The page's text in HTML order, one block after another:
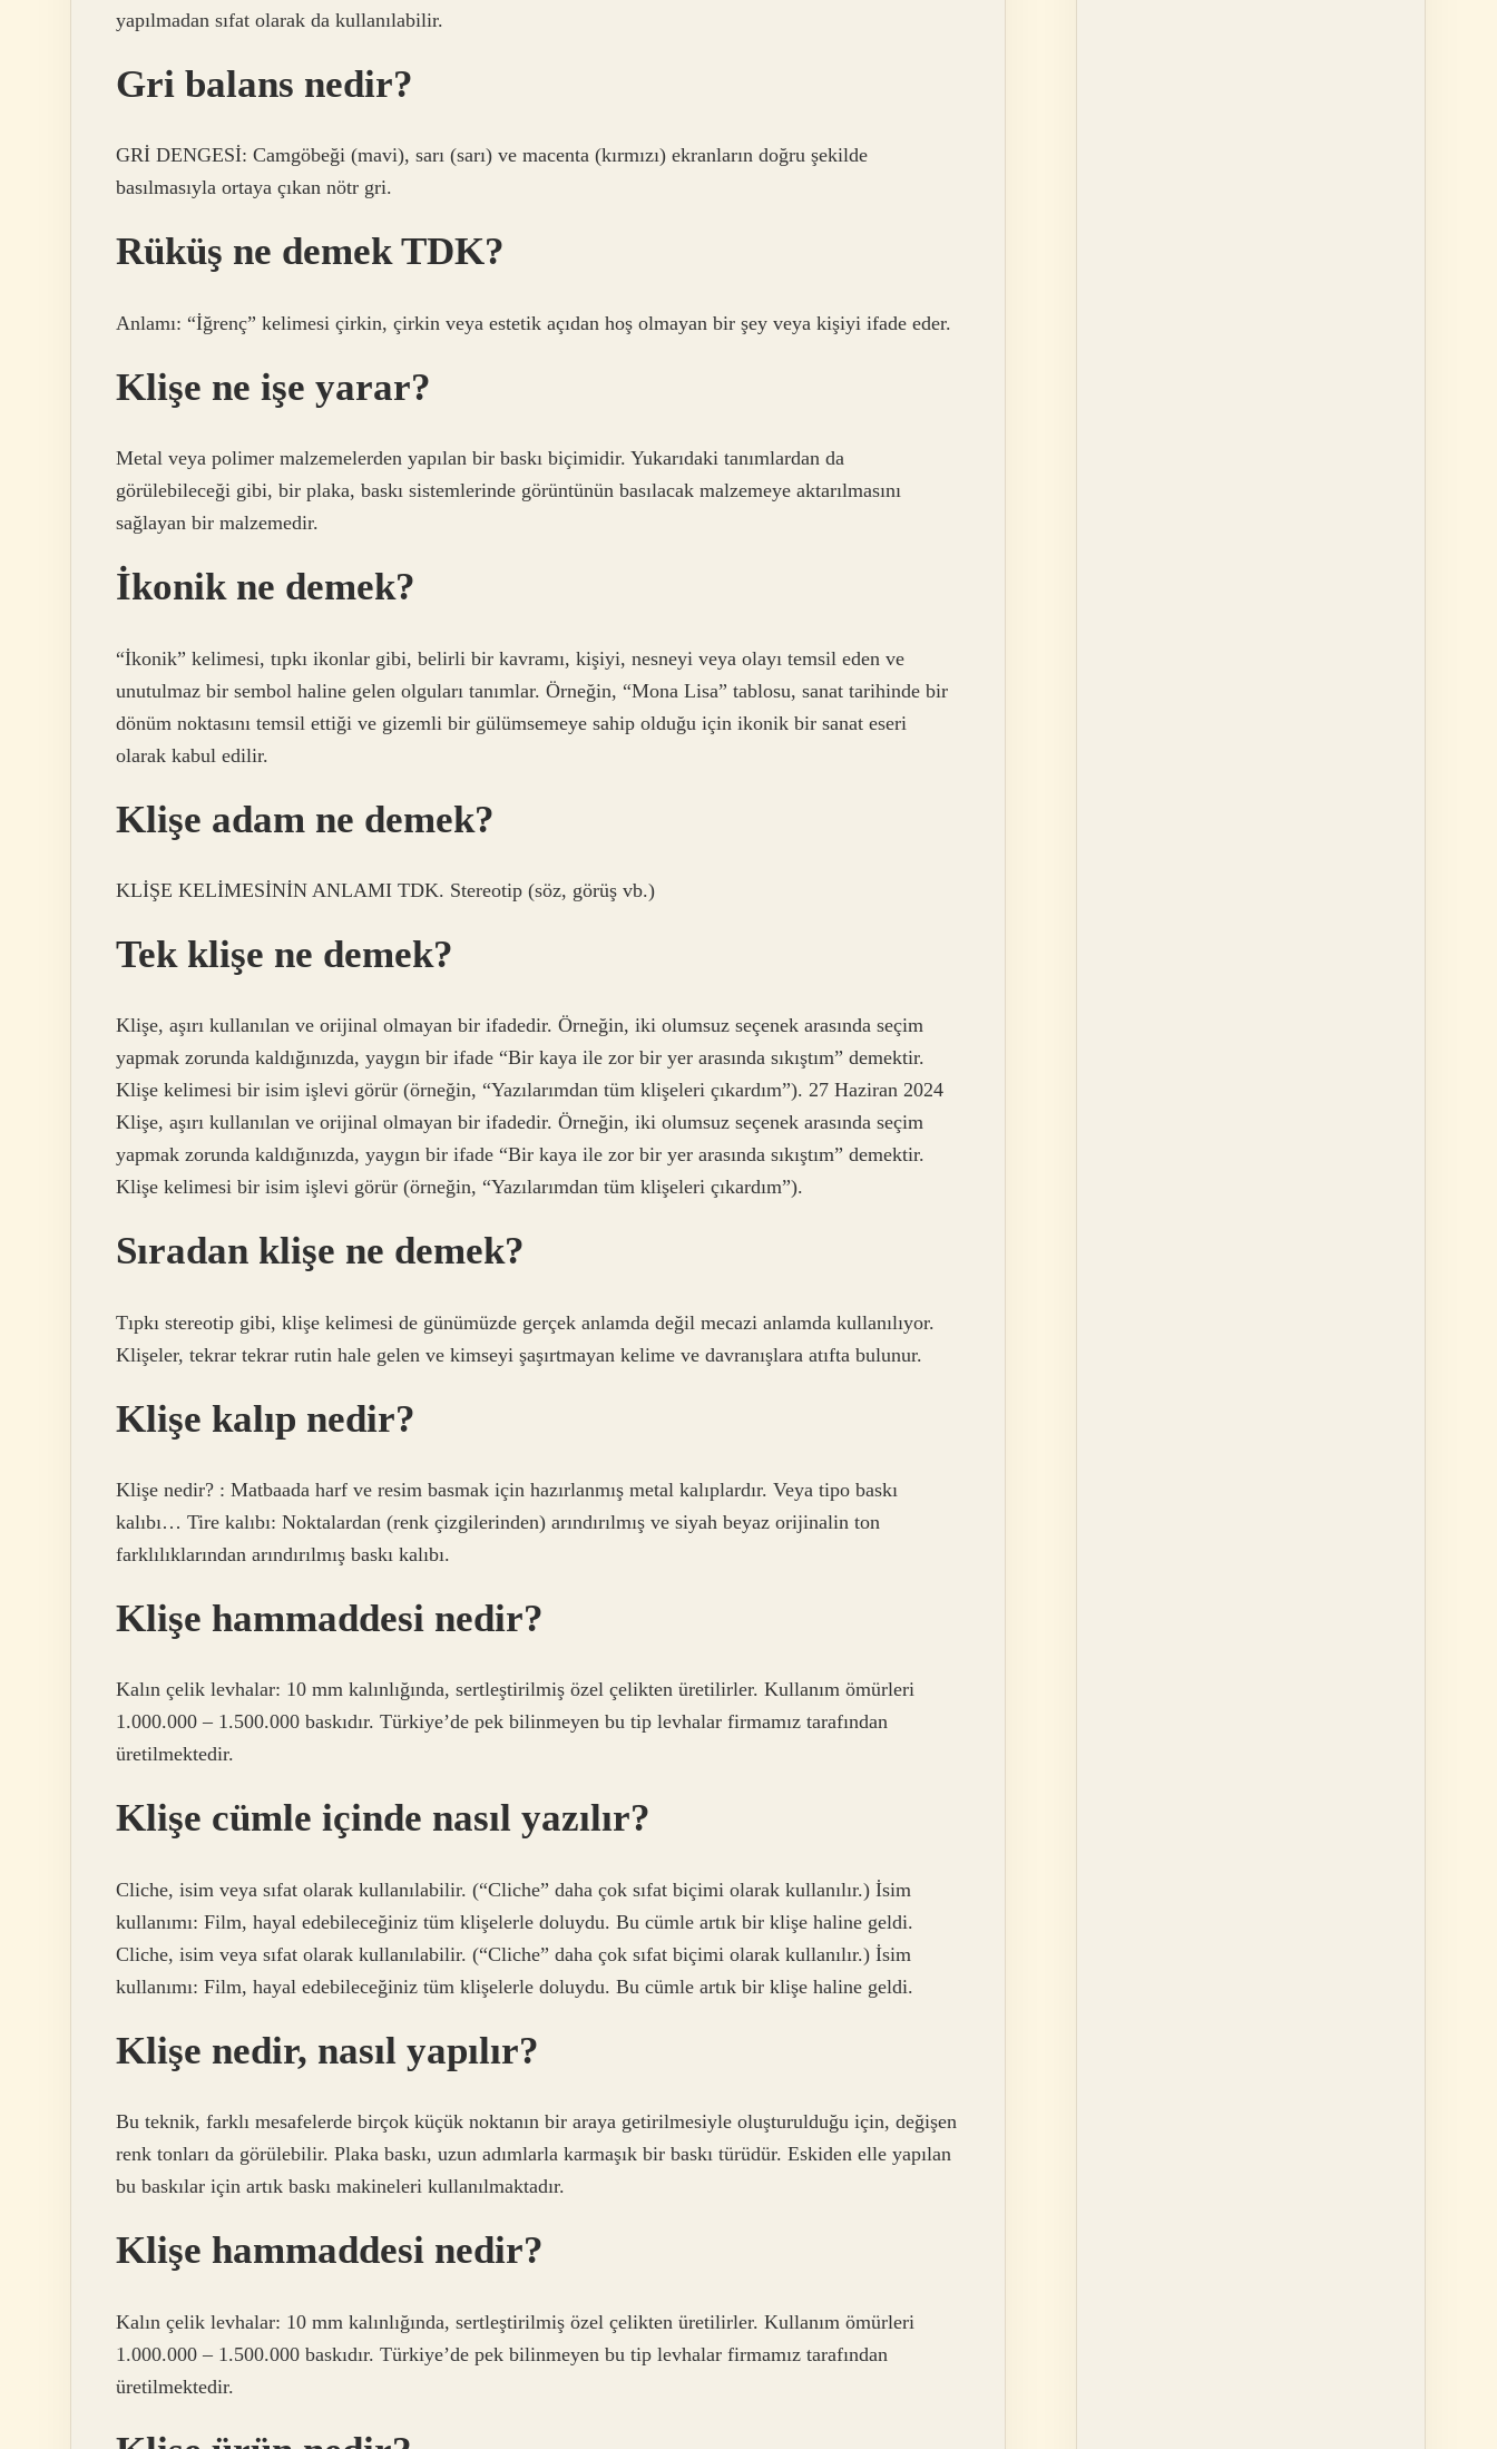
yapılmadan sıfat olarak da kullanılabilir.
Gri balans nedir?
GRİ DENGESİ: Camgöbeği (mavi), sarı (sarı) ve macenta (kırmızı) ekranların doğru şekilde
basılmasıyla ortaya çıkan nötr gri.
Rüküş ne demek TDK?
Anlamı: “İğrenç” kelimesi çirkin, çirkin veya estetik açıdan hoş olmayan bir şey veya kişiyi ifade eder.
Klişe ne işe yarar?
Metal veya polimer malzemelerden yapılan bir baskı biçimidir. Yukarıdaki tanımlardan da
görülebileceği gibi, bir plaka, baskı sistemlerinde görüntünün basılacak malzemeye aktarılmasını
sağlayan bir malzemedir.
İkonik ne demek?
“İkonik” kelimesi, tıpkı ikonlar gibi, belirli bir kavramı, kişiyi, nesneyi veya olayı temsil eden ve
unutulmaz bir sembol haline gelen olguları tanımlar. Örneğin, “Mona Lisa” tablosu, sanat tarihinde bir
dönüm noktasını temsil ettiği ve gizemli bir gülümsemeye sahip olduğu için ikonik bir sanat eseri
olarak kabul edilir.
Klişe adam ne demek?
KLİŞE KELİMESİNİN ANLAMI TDK. Stereotip (söz, görüş vb.)
Tek klişe ne demek?
Klişe, aşırı kullanılan ve orijinal olmayan bir ifadedir. Örneğin, iki olumsuz seçenek arasında seçim
yapmak zorunda kaldığınızda, yaygın bir ifade “Bir kaya ile zor bir yer arasında sıkıştım” demektir.
Klişe kelimesi bir isim işlevi görür (örneğin, “Yazılarımdan tüm klişeleri çıkardım”). 27 Haziran 2024
Klişe, aşırı kullanılan ve orijinal olmayan bir ifadedir. Örneğin, iki olumsuz seçenek arasında seçim
yapmak zorunda kaldığınızda, yaygın bir ifade “Bir kaya ile zor bir yer arasında sıkıştım” demektir.
Klişe kelimesi bir isim işlevi görür (örneğin, “Yazılarımdan tüm klişeleri çıkardım”).
Sıradan klişe ne demek?
Tıpkı stereotip gibi, klişe kelimesi de günümüzde gerçek anlamda değil mecazi anlamda kullanılıyor.
Klişeler, tekrar tekrar rutin hale gelen ve kimseyi şaşırtmayan kelime ve davranışlara atıfta bulunur.
Klişe kalıp nedir?
Klişe nedir? : Matbaada harf ve resim basmak için hazırlanmış metal kalıplardır. Veya tipo baskı
kalıbı… Tire kalıbı: Noktalardan (renk çizgilerinden) arındırılmış ve siyah beyaz orijinalin ton
farklılıklarından arındırılmış baskı kalıbı.
Klişe hammaddesi nedir?
Kalın çelik levhalar: 10 mm kalınlığında, sertleştirilmiş özel çelikten üretilirler. Kullanım ömürleri
1.000.000 – 1.500.000 baskıdır. Türkiye’de pek bilinmeyen bu tip levhalar firmamız tarafından
üretilmektedir.
Klişe cümle içinde nasıl yazılır?
Cliche, isim veya sıfat olarak kullanılabilir. (“Cliche” daha çok sıfat biçimi olarak kullanılır.) İsim
kullanımı: Film, hayal edebileceğiniz tüm klişelerle doluydu. Bu cümle artık bir klişe haline geldi.
Cliche, isim veya sıfat olarak kullanılabilir. (“Cliche” daha çok sıfat biçimi olarak kullanılır.) İsim
kullanımı: Film, hayal edebileceğiniz tüm klişelerle doluydu. Bu cümle artık bir klişe haline geldi.
Klişe nedir, nasıl yapılır?
Bu teknik, farklı mesafelerde birçok küçük noktanın bir araya getirilmesiyle oluşturulduğu için, değişen
renk tonları da görülebilir. Plaka baskı, uzun adımlarla karmaşık bir baskı türüdür. Eskiden elle yapılan
bu baskılar için artık baskı makineleri kullanılmaktadır.
Klişe hammaddesi nedir?
Kalın çelik levhalar: 10 mm kalınlığında, sertleştirilmiş özel çelikten üretilirler. Kullanım ömürleri
1.000.000 – 1.500.000 baskıdır. Türkiye’de pek bilinmeyen bu tip levhalar firmamız tarafından
üretilmektedir.